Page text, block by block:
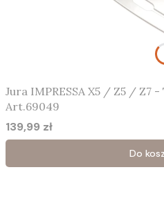
Jura IMPRESSA X5 / Z5 / Z7
Art.69049
Cena
139,99 zł
Do